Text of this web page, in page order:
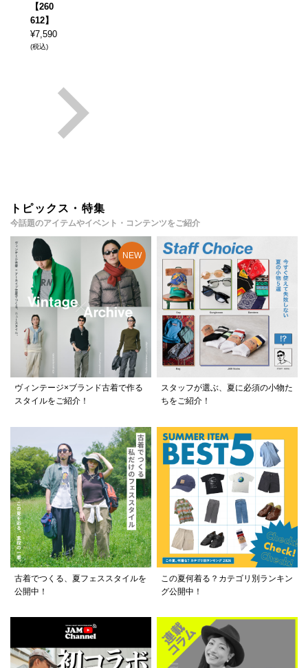
【260
612】
¥7,590
(税込)
トピックス・特集
今話題のアイテムやイベント・コンテンツをご紹介
ヴィンテージ×ブランド古着で作る
スタイルをご紹介！
スタッフが選ぶ、夏に必須の小物た
ちをご紹介！
古着でつくる、夏フェススタイルを
公開中！
この夏何着る？カテゴリ別ランキン
グ公開中！